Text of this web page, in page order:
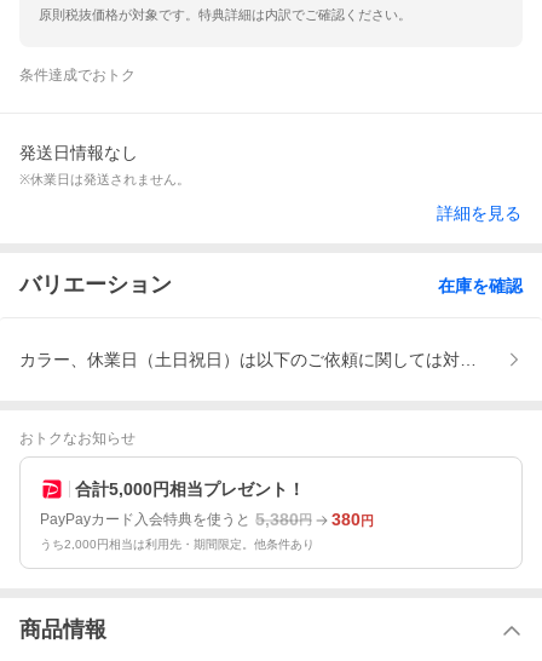
原則税抜価格が対象です。特典詳細は内訳でご確認ください。
条件達成でおトク
発送日情報なし
※休業日は発送されません。
詳細を見る
バリエーション 在庫を確認
カラー、休業日（土日祝日）は以下のご依頼に関しては対応不可
おトクなお知らせ
合計5,000円相当プレゼント！
PayPayカード入会特典を使うと 5,380円 380円
うち2,000円相当は利用先・期間限定。他条件あり
商品情報